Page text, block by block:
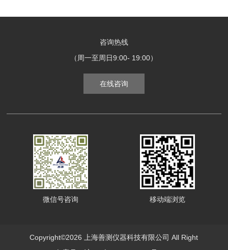
咨询热线
（周一至周日9:00- 19:00）
在线咨询
微信号咨询 移动端浏览
Copyright©2026 上海善测仪器科技有限公司 All Right